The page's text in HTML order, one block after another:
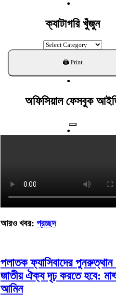
ক্যাটাগরি খুঁজুন
ক্যাটাগরি
খুঁজুন
অফিসিয়াল ফেসবুক
আরও খবর: প্রচ্ছদ
পলাতক ফ্যাসিবাদের পুনরুত্থান
জাতীয় ঐক্য দৃঢ় করতে হবে:
আমিন